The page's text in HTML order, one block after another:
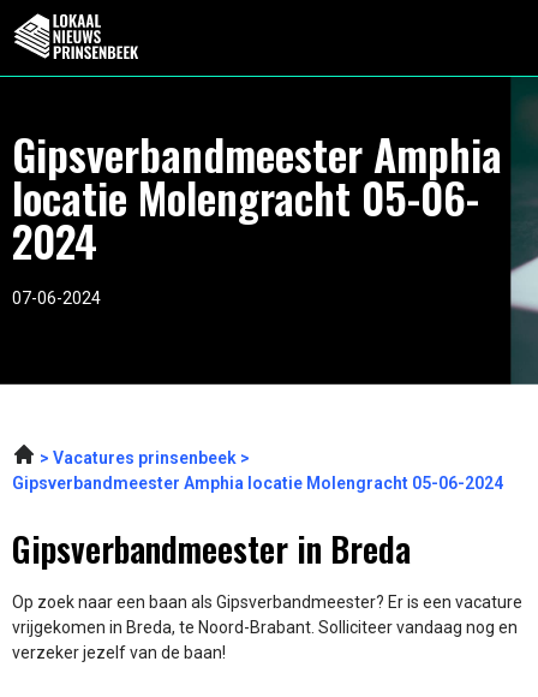
Gipsverbandmeester Amphia
locatie Molengracht 05-06-
2024
07-06-2024
Vacatures prinsenbeek
Gipsverbandmeester Amphia locatie Molengracht 05-06-2024
Gipsverbandmeester in Breda
Op zoek naar een baan als Gipsverbandmeester? Er is een vacature
vrijgekomen in Breda, te Noord-Brabant. Solliciteer vandaag nog en
verzeker jezelf van de baan!